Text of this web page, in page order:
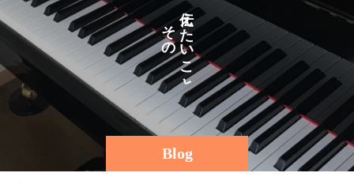
Blog
た
い
こ
と
そ
の
ま
ま
に
。